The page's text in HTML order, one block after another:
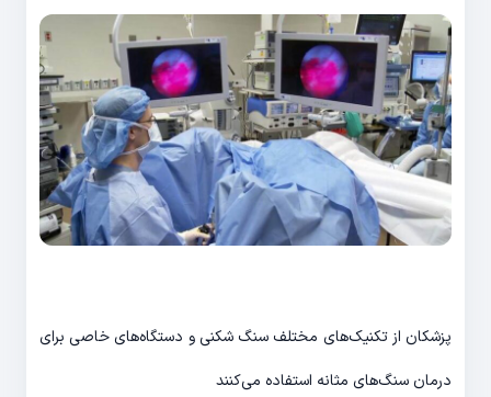
پزشکان از تکنیک‌های مختلف سنگ شکنی و دستگاه‌های خاصی برای
درمان سنگ‌های مثانه استفاده می‌کنند